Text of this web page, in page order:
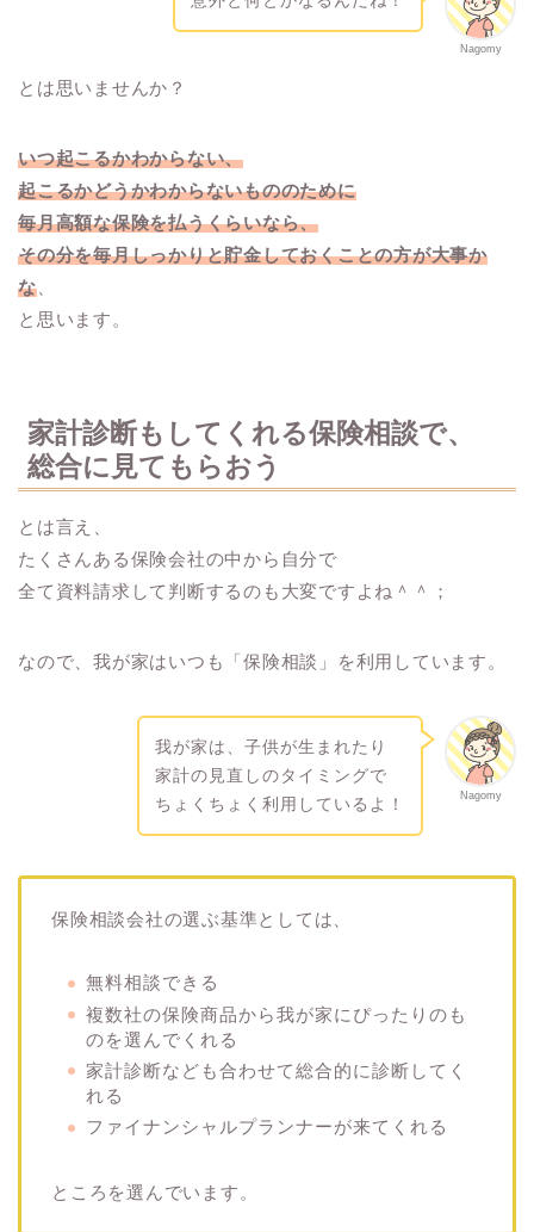
Nagomy
とは思いませんか？
いつ起こるかわからない、
起こるかどうかわからないもののために
毎月高額な保険を払うくらいなら、
その分を毎月しっかりと貯金しておくことの方が大事か
な、
と思います。
家計診断もしてくれる保険相談で、
総合に見てもらおう
とは言え、
たくさんある保険会社の中から自分で
全て資料請求して判断するのも大変ですよね＾＾；
なので、我が家はいつも「保険相談」を利用しています。
Nagomy
我が家は、子供が生まれたり
家計の見直しのタイミングで
ちょくちょく利用しているよ！
保険相談会社の選ぶ基準としては、
無料相談できる
複数社の保険商品から我が家にぴったりのも
のを選んでくれる
家計診断なども合わせて総合的に診断してく
れる
ファイナンシャルプランナーが来てくれる
ところを選んでいます。